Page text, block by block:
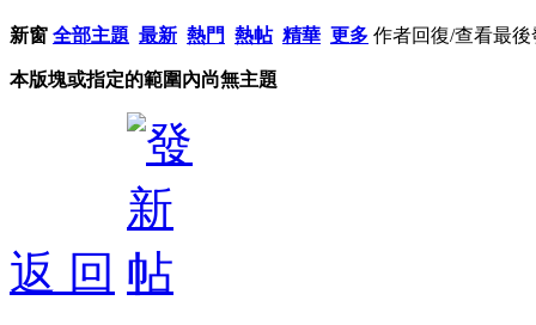
新窗 全部主題 最新 熱門 熱帖 精華 更多 作者回復/查看最後
本版塊或指定的範圍內尚無主題
返 回